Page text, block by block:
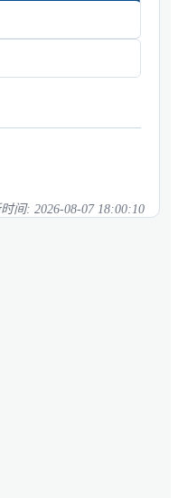
间: 2026-08-07 18:00:10